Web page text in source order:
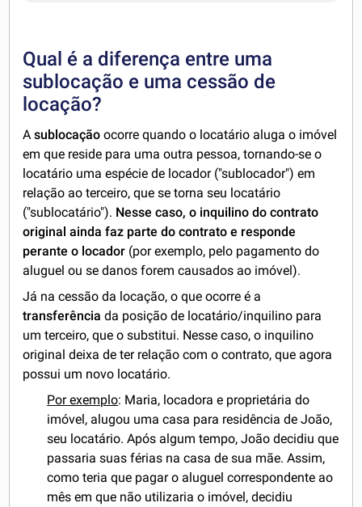
Qual é a diferença entre uma
sublocação e uma cessão de
locação?
Asublocação ocorre quando o locatário aluga o imóvel
em que reside para uma outra pessoa, tornando-se o
locatário uma espécie de locador ("sublocador") em
relação ao terceiro, que se torna seu locatário
("sublocatário"). Nesse caso, o inquilino do contrato
original ainda faz parte do contrato e responde
perante o locador (por exemplo, pelo pagamento do
aluguel ou se danos forem causados ao imóvel).
Já na cessão da locação, o que ocorre é a
transferência da posição de locatário/inquilino para
um terceiro, que o substitui. Nesse caso, o inquilino
original deixa de ter relação com o contrato, que agora
possui um novo locatário.
Por exemplo: Maria, locadora e proprietária do
imóvel, alugou uma casa para residência de João,
seu locatário. Após algum tempo, João decidiu que
passaria suas férias na casa de sua mãe. Assim,
como teria que pagar o aluguel correspondente ao
mês em que não utilizaria o imóvel, decidiu